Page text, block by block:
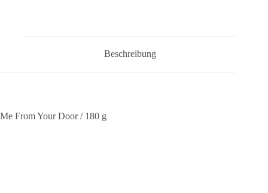
Beschreibung
Me From Your Door / 180 g